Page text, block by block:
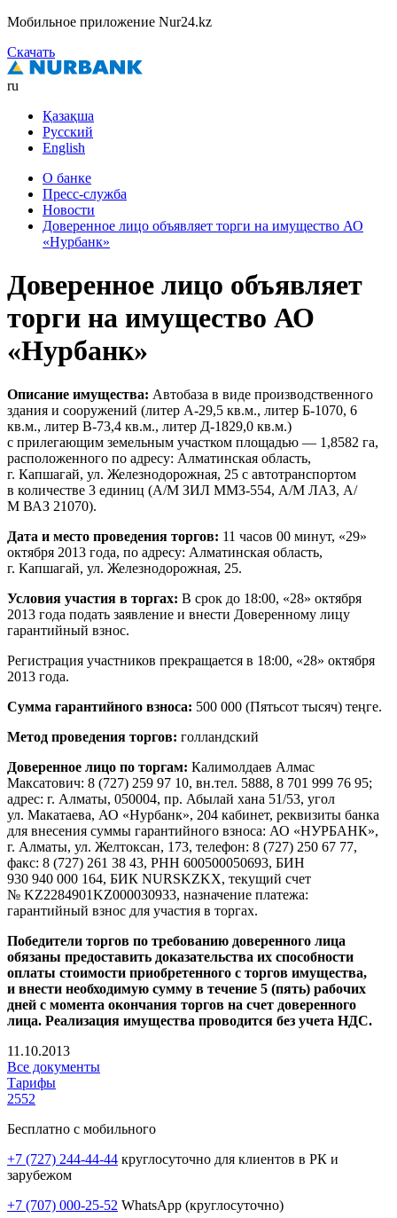
Мобильное приложение Nur24.kz
Скачать
ru
Қазақша
Русский
English
О банке
Пресс-служба
Новости
Доверенное лицо объявляет торги на имущество АО
«Нурбанк»
Доверенное лицо объявляет
торги на имущество АО
«Нурбанк»
Описание имущества: Автобаза в виде производственного
здания и сооружений (литер А-29,5 кв.м., литер Б-1070, 6
кв.м., литер В-73,4 кв.м., литер Д-1829,0 кв.м.)
с прилегающим земельным участком площадью — 1,8582 га,
расположенного по адресу: Алматинская область,
г. Капшагай, ул. Железнодорожная, 25 с автотранспортом
в количестве 3 единиц (А/М ЗИЛ ММЗ-554, А/М ЛАЗ, А/
М ВАЗ 21070).
Дата и место проведения торгов: 11 часов 00 минут, «29»
октября 2013 года, по адресу: Алматинская область,
г. Капшагай, ул. Железнодорожная, 25.
Условия участия в торгах: В срок до 18:00, «28» октября
2013 года подать заявление и внести Доверенному лицу
гарантийный взнос.
Регистрация участников прекращается в 18:00, «28» октября
2013 года.
Сумма гарантийного взноса: 500 000 (Пятьсот тысяч) теңге.
Метод проведения торгов: голландский
Доверенное лицо по торгам: Калимолдаев Алмас
Максатович: 8 (727) 259 97 10, вн.тел. 5888, 8 701 999 76 95;
адрес: г. Алматы, 050004, пр. Абылай хана 51/53, угол
ул. Макатаева, АО «Нурбанк», 204 кабинет, реквизиты банка
для внесения суммы гарантийного взноса: АО «НУРБАНК»,
г. Алматы, ул. Желтоксан, 173, телефон: 8 (727) 250 67 77,
факс: 8 (727) 261 38 43, РНН 600500050693, БИН
930 940 000 164, БИК NURSKZKX, текущий счет
№ KZ2284901KZ000030933, назначение платежа:
гарантийный взнос для участия в торгах.
Победители торгов по требованию доверенного лица
обязаны предоставить доказательства их способности
оплаты стоимости приобретенного с торгов имущества,
и внести необходимую сумму в течение 5 (пять) рабочих
дней с момента окончания торгов на счет доверенного
лица. Реализация имущества проводится без учета НДС.
11.10.2013
Все документы
Тарифы
2552
Бесплатно с мобильного
+7 (727) 244-44-44 круглосуточно для клиентов в РК и
зарубежом
+7 (707) 000-25-52 WhatsApp (круглосуточно)